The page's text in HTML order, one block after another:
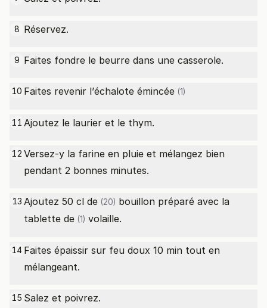
8 Réservez.
9 Faites fondre le beurre dans une casserole.
10 Faites revenir l’échalote émincée (1)
11 Ajoutez le laurier et le thym.
12 Versez-y la farine en pluie et mélangez bien
pendant 2 bonnes minutes.
13 Ajoutez 50 cl de (20) bouillon préparé avec la
tablette de (1) volaille.
14 Faites épaissir sur feu doux 10 min tout en
mélangeant.
15 Salez et poivrez.